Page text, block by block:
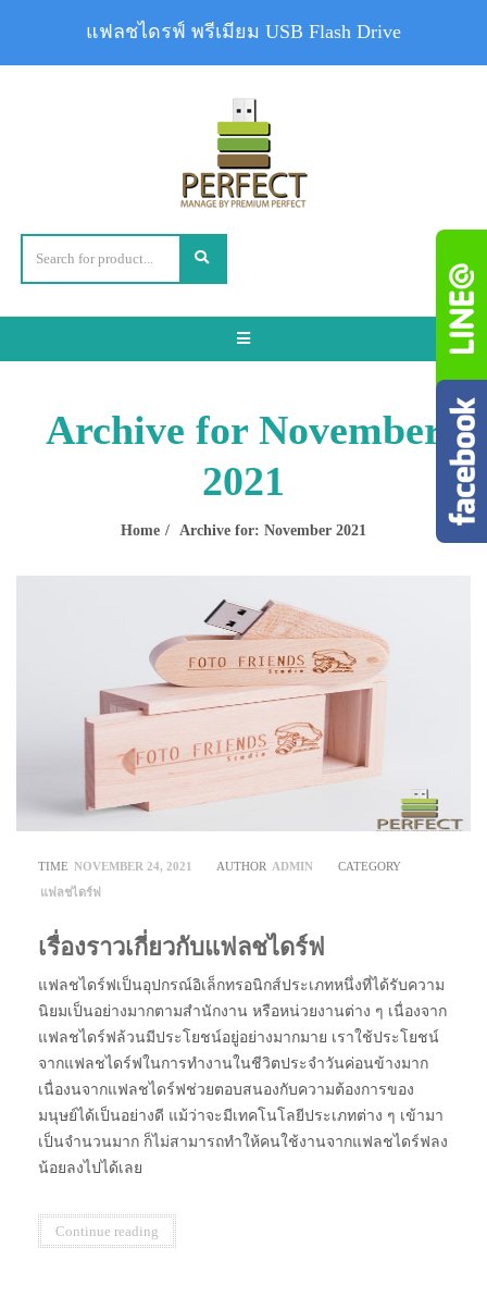
Toggle
Archive for November
2021
Home Archive for: November 2021
TIME NOVEMBER 24, 2021 AUTHOR ADMIN
CATEGORY
แฟลชไดร์ฟ
เรื่องราวเกี่ยวกับแฟลชไดร์ฟ
แฟลชไดร์ฟเป็นอุปกรณ์อิเล็กทรอนิกส์ประเภทหนึ่งที่ได้รับความ
นิยมเป็นอย่างมากตามสำนักงาน หรือหน่วยงานต่าง ๆ เนื่องจาก
แฟลชไดร์ฟล้วนมีประโยชน์อยู่อย่างมากมาย เราใช้ประโยชน์
จากแฟลชไดร์ฟในการทำงานในชีวิตประจำวันค่อนข้างมาก
เนื่องนจากแฟลชไดร์ฟช่วยตอบสนองกับความต้องการของ
มนุษย์ได้เป็นอย่างดี แม้ว่าจะมีเทคโนโลยีประเภทต่าง ๆ เข้ามา
เป็นจำนวนมาก ก็ไม่สามารถทำให้คนใช้งานจากแฟลชไดร์ฟลง
น้อยลงไปได้เลย
Continue reading
แฟลชไดรฟ์ พรีเมียม USB Flash Drive